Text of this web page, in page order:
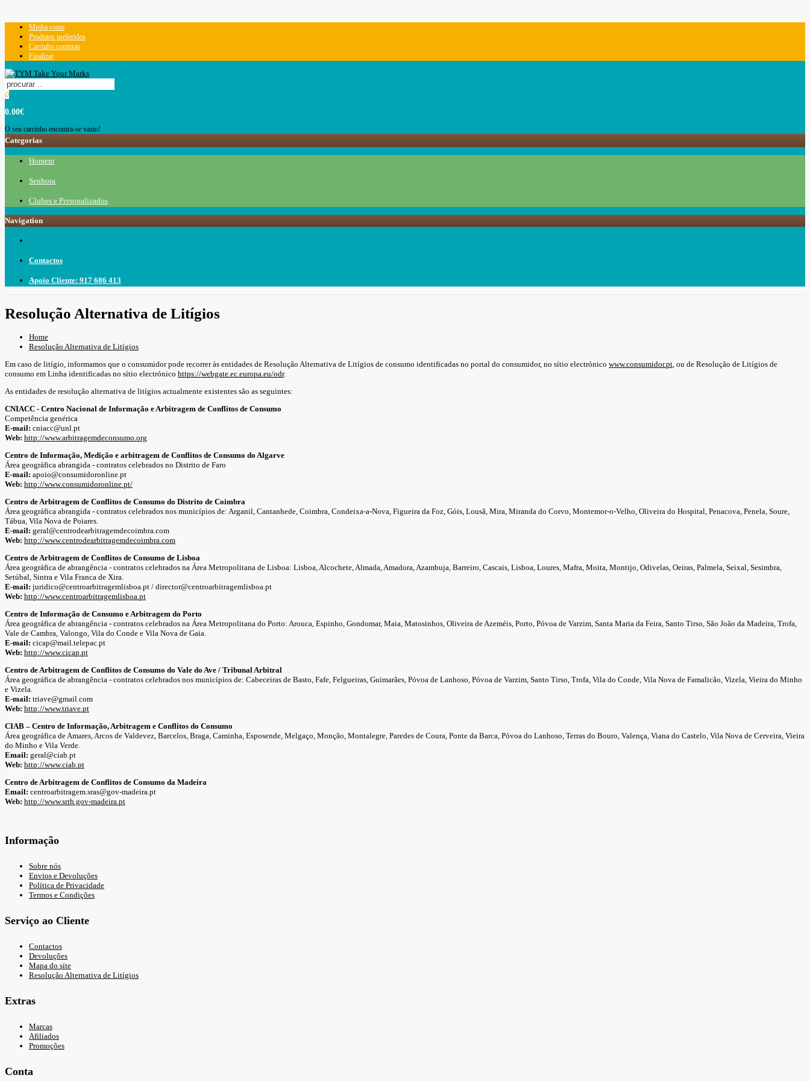
Minha conta
Produtos preferidos
Carrinho compras
Finalizar
0
0.00€
O seu carrinho encontra-se vazio!
Categorias
Homem
Senhora
Clubes e Personalizados
Navigation
Contactos
Apoio Cliente: 917 686 413
Resolução Alternativa de Litígios
Home
Resolução Alternativa de Litígios
Em caso de litígio, informamos que o consumidor pode recorrer às entidades de Resolução Alternativa de Litígios de consumo identificadas no portal do consumidor, no sítio electrónico www.consumidor.pt , ou de Resolução de Litígios de
consumo em Linha identificadas no sítio electrónico https://webgate.ec.europa.eu/odr.
As entidades de resolução alternativa de litígios actualmente existentes são as seguintes:
CNIACC - Centro Nacional de Informação e Arbitragem de Conflitos de Consumo
Competência genérica
E-mail: cniacc@unl.pt
Web: http://www.arbitragemdeconsumo.org
Centro de Informação, Medição e arbitragem de Conflitos de Consumo do Algarve
Área geográfica abrangida - contratos celebrados no Distrito de Faro
E-mail: apoio@consumidoronline.pt
Web: http://www.consumidoronline.pt/
Centro de Arbitragem de Conflitos de Consumo do Distrito de Coimbra
Área geográfica abrangida - contratos celebrados nos municípios de: Arganil, Cantanhede, Coimbra, Condeixa-a-Nova, Figueira da Foz, Góis, Lousã, Mira, Miranda do Corvo, Montemor-o-Velho, Oliveira do Hospital, Penacova, Penela, Soure,
Tábua, Vila Nova de Poiares.
E-mail: geral@centrodearbitragemdecoimbra.com
Web: http://www.centrodearbitragemdecoimbra.com
Centro de Arbitragem de Conflitos de Consumo de Lisboa
Área geográfica de abrangência - contratos celebrados na Área Metropolitana de Lisboa: Lisboa, Alcochete, Almada, Amadora, Azambuja, Barreiro, Cascais, Lisboa, Loures, Mafra, Moita, Montijo, Odivelas, Oeiras, Palmela, Seixal, Sesimbra,
Setúbal, Sintra e Vila Franca de Xira.
E-mail: juridico@centroarbitragemlisboa.pt / director@centroarbitragemlisboa.pt
Web: http://www.centroarbitragemlisboa.pt
Centro de Informação de Consumo e Arbitragem do Porto
Área geográfica de abrangência - contratos celebrados na Área Metropolitana do Porto: Arouca, Espinho, Gondomar, Maia, Matosinhos, Oliveira de Azeméis, Porto, Póvoa de Varzim, Santa Maria da Feira, Santo Tirso, São João da Madeira, Trofa,
Vale de Cambra, Valongo, Vila do Conde e Vila Nova de Gaia.
E-mail: cicap@mail.telepac.pt
Web: http://www.cicap.pt
Centro de Arbitragem de Conflitos de Consumo do Vale do Ave / Tribunal Arbitral
Área geográfica de abrangência - contratos celebrados nos municípios de: Cabeceiras de Basto, Fafe, Felgueiras, Guimarães, Póvoa de Lanhoso, Póvoa de Varzim, Santo Tirso, Trofa, Vila do Conde, Vila Nova de Famalicão, Vizela, Vieira do Minho
e Vizela.
E-mail: triave@gmail.com
Web: http://www.triave.pt
CIAB – Centro de Informação, Arbitragem e Conflitos do Consumo
Área geográfica de Amares, Arcos de Valdevez, Barcelos, Braga, Caminha, Esposende, Melgaço, Monção, Montalegre, Paredes de Coura, Ponte da Barca, Póvoa do Lanhoso, Terras do Bouro, Valença, Viana do Castelo, Vila Nova de Cerveira, Vieira
do Minho e Vila Verde.
Email: geral@ciab.pt
Web: http://www.ciab.pt
Centro de Arbitragem de Conflitos de Consumo da Madeira
Email: centroarbitragem.sras@gov-madeira.pt
Web: http://www.srrh.gov-madeira.pt
Informação
Sobre nós
Envios e Devoluções
Política de Privacidade
Termos e Condições
Serviço ao Cliente
Contactos
Devoluções
Mapa do site
Resolução Alternativa de Litígios
Extras
Marcas
Afiliados
Promoções
Conta